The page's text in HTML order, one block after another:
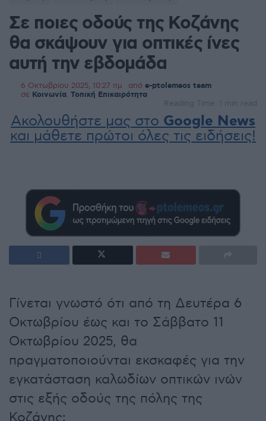
Σε ποιες οδούς της Κοζάνης
θα σκάψουν για οπτικές ίνες
αυτή την εβδομάδα
6 Οκτωβρίου 2025, 10:27 πμ από e-ptolemeos team
σε Κοινωνία Τοπική Επικαιρότητα
Reading Time: 1 min read
Ακολουθήστε μας στο Google News
και μάθετε πρώτοι όλες τις ειδήσεις!
Γίνεται γνωστό ότι από τη Δευτέρα 6
Οκτωβρίου έως και το Σάββατο 11
Οκτωβρίου 2025, θα
πραγματοποιούνται εκσκαφές για την
εγκατάσταση καλωδίων οπτικών ινών
στις εξής οδούς της πόλης της
Κοζάνης: